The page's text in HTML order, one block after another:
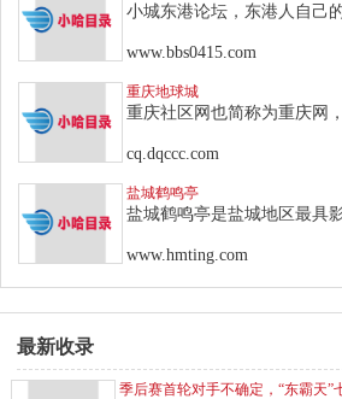
小城东港论坛，东港人自己
www.bbs0415.com
重庆地球城
重庆社区网也简称为重庆网
cq.dqccc.com
盐城鹤鸣亭
盐城鹤鸣亭是盐城地区最具
www.hmting.com
最新收录
季后赛首轮对手不确定，“东霸天”